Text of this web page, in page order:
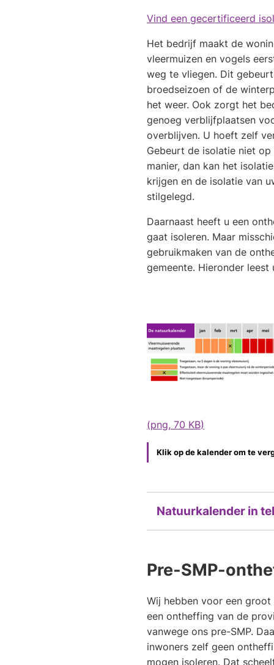
Vind een gecertificeerd
Het bedrijf maakt de
vleermuizen en vogels
weg te vliegen. Dit
broedseizoen of de
het weer. Ook zorgt het
genoeg verblijfplaatsen
overblijven. U hoeft zelf
Gebeurt de isolatie niet
manier, dan kan het
krijgen en de isolatie van
stilgelegd.
Daarnaast heeft u een
gaat isoleren. Maar
gebruikmaken van de
gemeente. Hieronder leest
(png, 70 KB)
Klik op de kalender om te
Natuurkalender in
Pre-SMP-
Wij hebben voor een
een ontheffing van de
vanwege ons pre-SMP.
inwoners zelf geen
mogen isoleren. Dat